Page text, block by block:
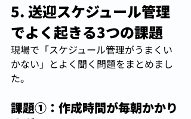
5. 送迎スケジュール管理
でよく起きる3つの課題
現場で「スケジュール管理がうまくい
かない」とよく聞く問題をまとめまし
た。
課題①：作成時間が毎朝かかり